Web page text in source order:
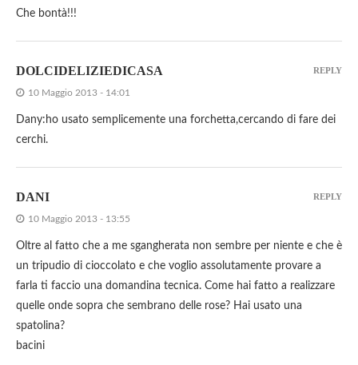
Che bontà!!!
DOLCIDELIZIEDICASA
10 Maggio 2013 - 14:01
Dany:ho usato semplicemente una forchetta,cercando di fare dei
cerchi.
REPLY
DANI
10 Maggio 2013 - 13:55
Oltre al fatto che a me sgangherata non sembre per niente e che è
un tripudio di cioccolato e che voglio assolutamente provare a
farla ti faccio una domandina tecnica. Come hai fatto a realizzare
quelle onde sopra che sembrano delle rose? Hai usato una
spatolina?
bacini
REPLY